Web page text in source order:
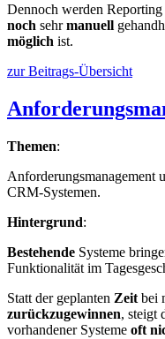
Dennoch werden
noch sehrmanuell
möglich ist.
zur Beitrags-Übersicht
Themen:
Anforderungsmanagement
CRM-Systemen.
Hintergrund:
Bestehende Systeme
Funktionalität im
Statt der geplanten Zeit bei
zurückzugewinnen, steigt
vorhandener Systeme oft